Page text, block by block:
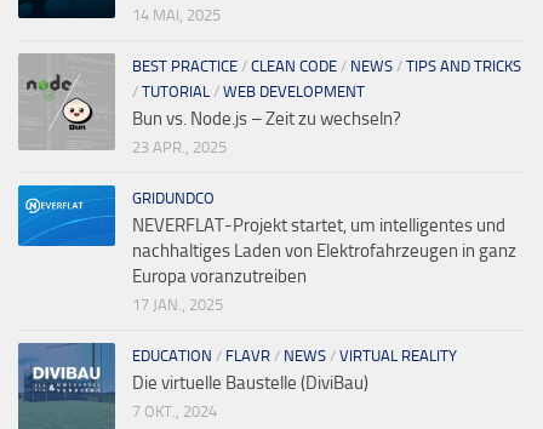
14 MAI, 2025
BEST PRACTICE / CLEAN CODE / NEWS / TIPS AND TRICKS
/ TUTORIAL / WEB DEVELOPMENT
Bun vs. Node.js – Zeit zu wechseln?
23 APR., 2025
GRIDUNDCO
NEVERFLAT-Projekt startet, um intelligentes und
nachhaltiges Laden von Elektrofahrzeugen in ganz
Europa voranzutreiben
17 JAN., 2025
EDUCATION / FLAVR / NEWS / VIRTUAL REALITY
Die virtuelle Baustelle (DiviBau)
7 OKT., 2024